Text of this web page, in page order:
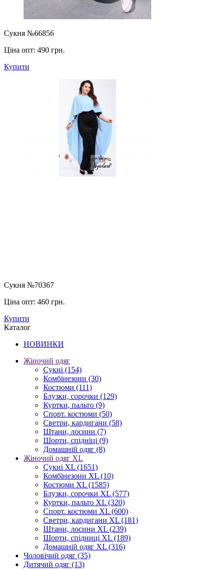
Сукня №66856
Ціна опт: 490 грн.
Купити
Сукня №70367
Ціна опт: 460 грн.
Купити
Каталог
НОВИНКИ
Жіночий одяг
Сукні (154)
Комбінезони (30)
Костюми (111)
Блузки, сорочки (129)
Куртки, пальто (9)
Спорт. костюми (50)
Светри, кардигани (58)
Штани, лосини (7)
Шорти, спідніці (9)
Домашній одяг (8)
Жіночий одяг XL
Cукні XL (1651)
Комбінезони XL (10)
Костюми XL (1585)
Блузки, сорочки XL (577)
Куртки, пальто XL (320)
Спорт. костюми XL (600)
Светри, кардигани XL (181)
Штани, лосини XL (239)
Шорти, спідниці XL (189)
Домашній одяг XL (316)
Чоловічий одяг (35)
Дитячий одяг (13)